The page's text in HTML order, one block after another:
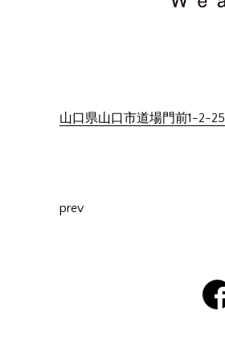
山口県山口市道場門前1-2-25
prev